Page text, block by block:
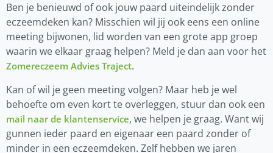
Ben je benieuwd of ook jouw paard uiteindelijk zonder
eczeemdeken kan? Misschien wil jij ook eens een online
meeting bijwonen, lid worden van een grote app groep
waarin we elkaar graag helpen? Meld je dan aan voor het
Zomereczeem Advies Traject.
Kan of wil je geen meeting volgen? Maar heb je wel
behoefte om even kort te overleggen, stuur dan ook een
mail naar de klantenservice, we helpen je graag. Want wij
gunnen ieder paard en eigenaar een paard zonder of
minder in een eczeemdeken. Zelf hebben we jaren